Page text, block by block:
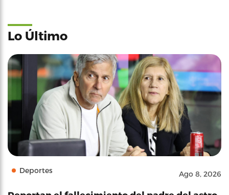
Lo Último
Deportes Ago 8, 2026